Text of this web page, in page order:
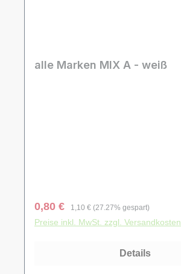
alle Marken MIX A - weiß
Verkaufspreis:
0,80 € Regulärer Preis:
1,10 € (27.27% gespart)
Preise inkl. MwSt. zzgl. Versandkosten
Details